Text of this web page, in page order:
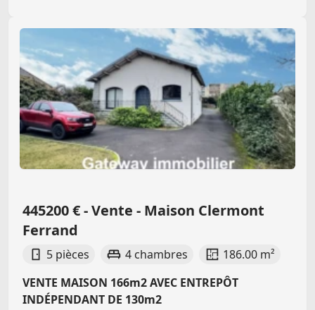
445200 € - Vente - Maison Clermont
Ferrand
5 pièces 4 chambres
186.00 m²
VENTE MAISON 166m2 AVEC ENTREPÔT
INDÉPENDANT DE 130m2